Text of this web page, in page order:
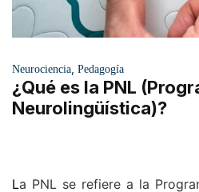
Neurociencia Pedagogía
¿Qué es la PNL
Neurolingüística)?
La PNL se refiere a la